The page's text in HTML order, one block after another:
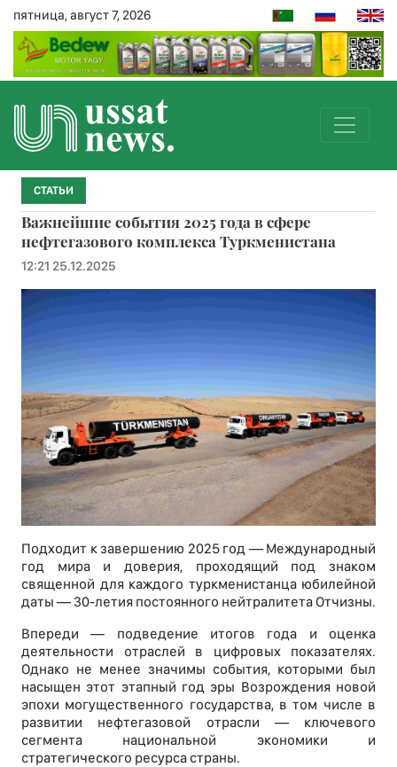
пятница, август 7, 2026
СТАТЬИ
Важнейшие события 2025 года в сфере
нефтегазового комплекса Туркменистана
12:21 25.12.2025
Подходит к завершению 2025 год — Международный
год мира и доверия, проходящий под знаком
священной для каждого туркменистанца юбилейной
даты — 30-летия постоянного нейтралитета Отчизны.
Впереди — подведение итогов года и оценка
деятельности отраслей в цифровых показателях.
Однако не менее значимы события, которыми был
насыщен этот этапный год эры Возрождения новой
эпохи могущественного государства, в том числе в
развитии нефтегазовой отрасли — ключевого
сегмента национальной экономики и
стратегического ресурса страны.